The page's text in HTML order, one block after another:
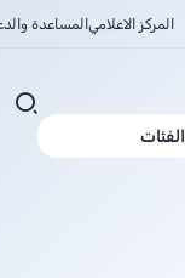
المركز الاعلاميالمساعدة
الفئات